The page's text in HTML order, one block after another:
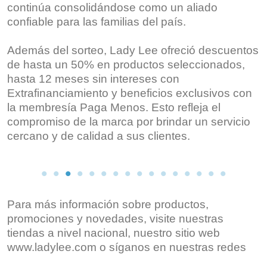
continúa consolidándose como un aliado
confiable para las familias del país.
Además del sorteo, Lady Lee ofreció descuentos
de hasta un 50% en productos seleccionados,
hasta 12 meses sin intereses con
Extrafinanciamiento y beneficios exclusivos con
la membresía Paga Menos. Esto refleja el
compromiso de la marca por brindar un servicio
cercano y de calidad a sus clientes.
Para más información sobre productos,
promociones y novedades, visite nuestras
tiendas a nivel nacional, nuestro sitio web
www.ladylee.com o síganos en nuestras redes